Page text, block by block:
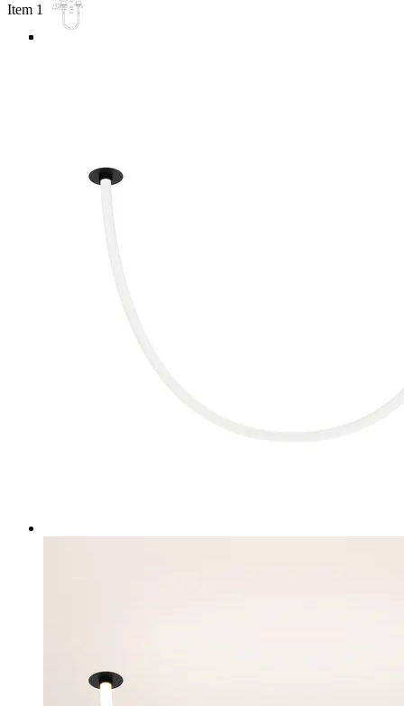
Item 1 of 5